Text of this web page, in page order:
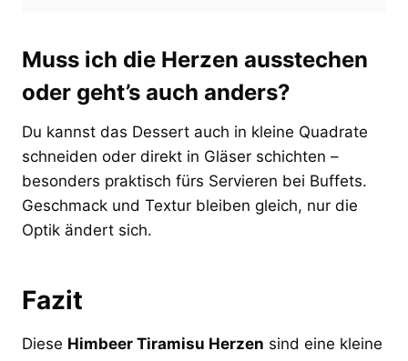
Muss ich die Herzen ausstechen
oder geht’s auch anders?
Du kannst das Dessert auch in kleine Quadrate
schneiden oder direkt in Gläser schichten –
besonders praktisch fürs Servieren bei Buffets.
Geschmack und Textur bleiben gleich, nur die
Optik ändert sich.
Fazit
Diese Himbeer Tiramisu Herzen sind eine kleine